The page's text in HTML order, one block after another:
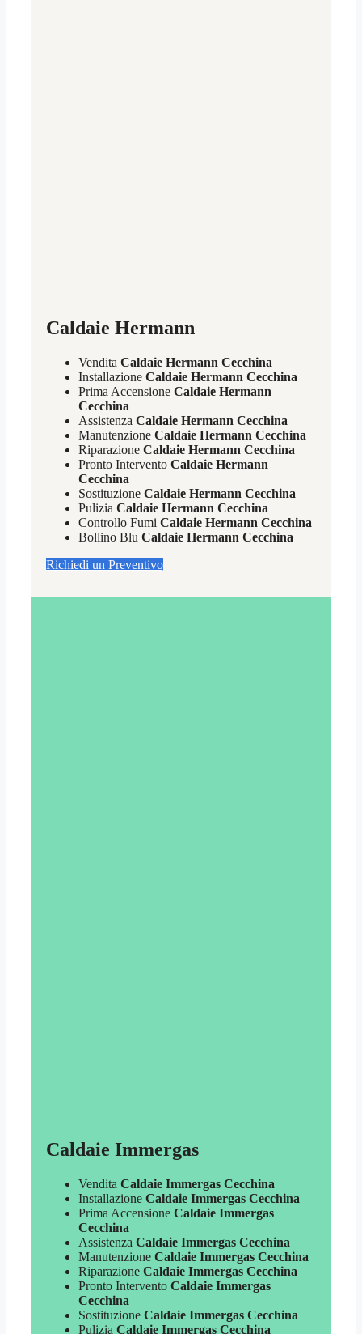
Caldaie Hermann
Vendita Caldaie Hermann Cecchina
Installazione Caldaie Hermann Cecchina
Prima Accensione Caldaie Hermann
Cecchina
Assistenza Caldaie Hermann Cecchina
Manutenzione Caldaie Hermann Cecchina
Riparazione Caldaie Hermann Cecchina
Pronto Intervento Caldaie Hermann
Cecchina
Sostituzione Caldaie Hermann Cecchina
Pulizia Caldaie Hermann Cecchina
Controllo Fumi Caldaie Hermann Cecchina
Bollino Blu Caldaie Hermann Cecchina
Richiedi un Preventivo
Caldaie Immergas
Vendita Caldaie Immergas Cecchina
Installazione Caldaie Immergas Cecchina
Prima Accensione Caldaie Immergas
Cecchina
Assistenza Caldaie Immergas Cecchina
Manutenzione Caldaie Immergas Cecchina
Riparazione Caldaie Immergas Cecchina
Pronto Intervento Caldaie Immergas
Cecchina
Sostituzione Caldaie Immergas Cecchina
Pulizia Caldaie Immergas Cecchina